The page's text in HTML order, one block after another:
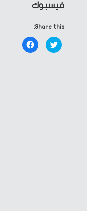
فيسبوك
Share this:
Click
to
share
Click
to